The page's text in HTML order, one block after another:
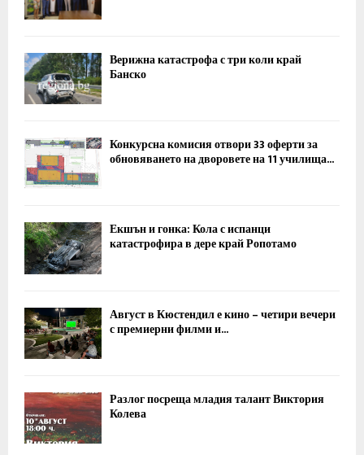
Верижна катастрофа с три коли край
Банско
Конкурсна комисия отвори 33 оферти за
обновяването на дворовете на 11 училища...
Екшън и гонка: Кола с испанци
катастрофира в дере край Ропотамо
Август в Кюстендил е кино – четири вечери
с премиерни филми и...
Разлог посреща младия талант Виктория
Колева